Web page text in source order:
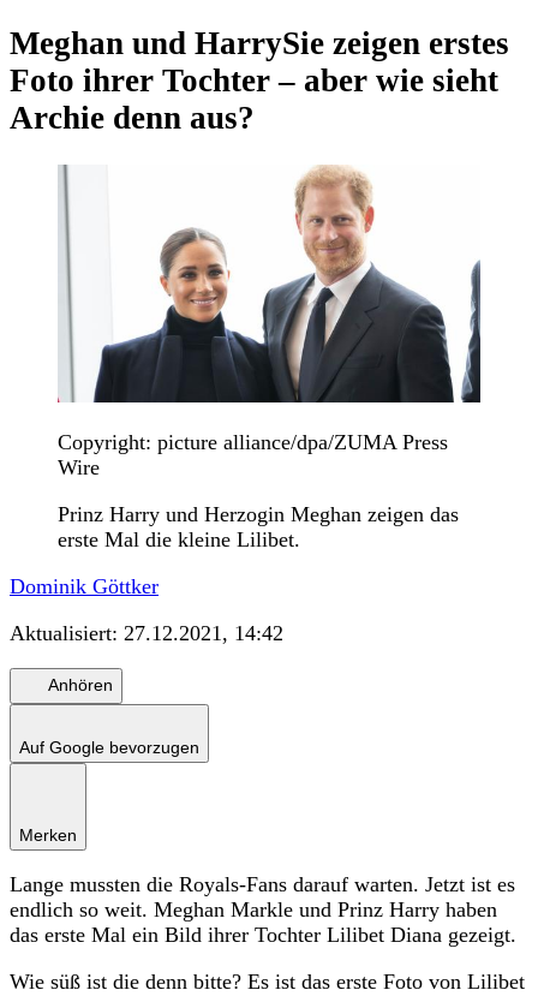
Meghan und HarrySie zeigen erstes
Foto ihrer Tochter – aber wie sieht
Archie denn aus?
Copyright: picture alliance/dpa/ZUMA Press
Wire
Prinz Harry und Herzogin Meghan zeigen das
erste Mal die kleine Lilibet.
Dominik Göttker
Aktualisiert: 27.12.2021, 14:42
Anhören
Auf Google bevorzugen
Merken
Lange mussten die Royals-Fans darauf warten. Jetzt ist es
endlich so weit. Meghan Markle und Prinz Harry haben
das erste Mal ein Bild ihrer Tochter Lilibet Diana gezeigt.
Wie süß ist die denn bitte? Es ist das erste Foto von Lilibet